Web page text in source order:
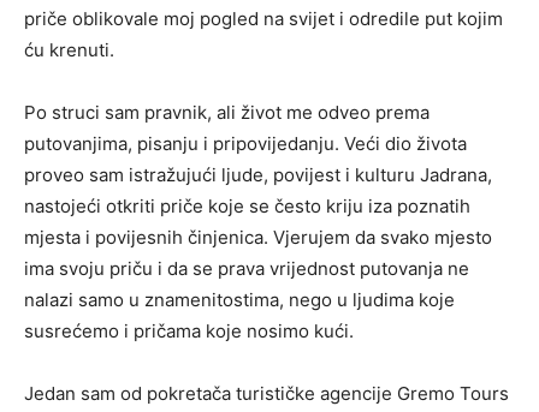
priče oblikovale moj pogled na svijet i odredile put kojim
ću krenuti.
Po struci sam pravnik, ali život me odveo prema
putovanjima, pisanju i pripovijedanju. Veći dio života
proveo sam istražujući ljude, povijest i kulturu Jadrana,
nastojeći otkriti priče koje se često kriju iza poznatih
mjesta i povijesnih činjenica. Vjerujem da svako mjesto
ima svoju priču i da se prava vrijednost putovanja ne
nalazi samo u znamenitostima, nego u ljudima koje
susrećemo i pričama koje nosimo kući.
Jedan sam od pokretača turističke agencije Gremo Tours